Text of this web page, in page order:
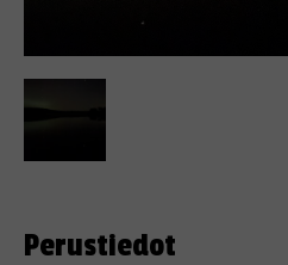
Perustiedot